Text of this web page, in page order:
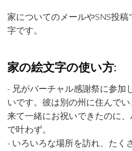
家についてのメールやSNS投
字です。
家の絵文字の使い方:
- 兄がバーチャル感謝祭に参加
いです。彼は別の州に住んで
来て一緒にお祝いできたのに
で叶わず。
- いろいろな場所を訪れ、たく